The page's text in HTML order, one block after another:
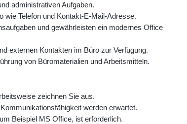
administrativen Aufgaben.
wie Telefon und Kontakt-E-Mail-Adresse.
und gewährleisten ein modernes Office
externen Kontakten im Büro zur Verfügung.
von Büromaterialien und Arbeitsmitteln.
zeichnen Sie aus.
werden erwartet.
Beispiel MS Office, ist erforderlich.